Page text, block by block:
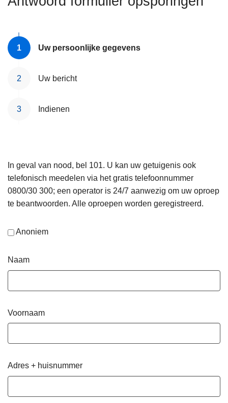
Uw persoonlijke gegevens
Uw bericht
Indienen
In geval van nood, bel 101. U kan uw getuigenis ook
telefonisch meedelen via het gratis telefoonnummer
0800/30 300; een operator is 24/7 aanwezig om uw oproep
te beantwoorden. Alle oproepen worden geregistreerd.
Anoniem
Naam
Voornaam
Adres + huisnummer